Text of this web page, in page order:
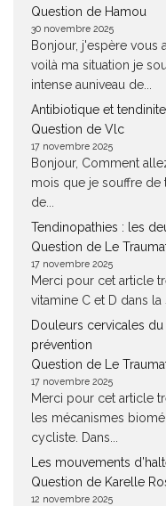
Question de Hamou
30 novembre 2025
Bonjour, j'espère vous
voilà ma situation je
intense auniveau de...
Antibiotique et
Question de Vlc
17 novembre 2025
Bonjour, Comment
mois que je souffre de
de...
Tendinopathies : les
Question de Le
17 novembre 2025
Merci pour cet article
vitamine C et D dans la
Douleurs cervicales
prévention
Question de Le
17 novembre 2025
Merci pour cet article
les mécanismes
cycliste. Dans...
Les mouvements
Question de Karelle
12 novembre 2025